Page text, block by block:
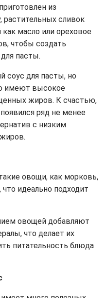
из
растительных сливок
масло или ореховое
чтобы создать
пасты.
соус для пасты, но
имеют высокое
жиров. К счастью,
ряд не менее
с низким
овощи, как морковь,
что идеально подходит
овощей добавляют
что делает их
питательность блюда